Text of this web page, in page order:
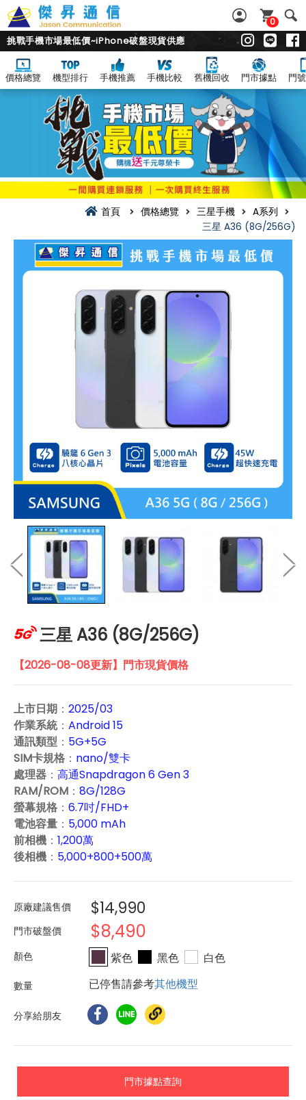
0
挑戰手機市場最低價~iPhone破盤現貨供應
價格總覽 機型排行 手機推薦 手機比較 舊機回收 門市據點 門
首頁 價格總覽 三星手機
A系列
三星 A36 (8G/256G)
三星 A36 (8G/256G)
【2026-08-08更新】門市現貨價格
上市日期 ： 2025/03
作業系統： Android 15
通訊類型 ： 5G+5G
SIM卡規格 ： nano/雙卡
處理器 ： 高通Snapdragon 6 Gen 3
RAM/ROM ： 8G/128G
螢幕規格 ： 6.7吋/FHD+
電池容量 ： 5,000 mAh
前相機 ： 1,200萬
後相機 ： 5,000+800+500萬
原廠建議售價 $14,990
門市破盤價 $8,490
紫色 黑色
白色
已停售請參考其他機型
分享給朋友
門市據點查詢